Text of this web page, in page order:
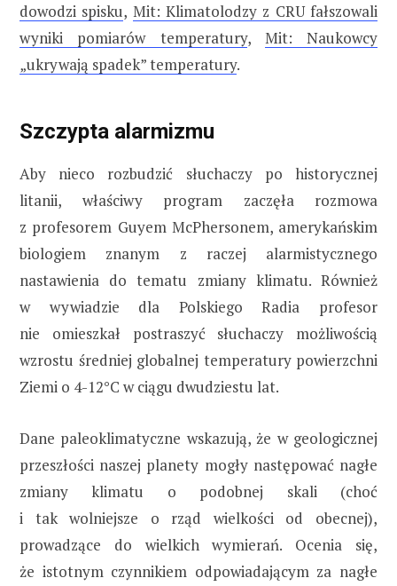
dowodzi spisku, Mit: Klimatolodzy z CRU fałszowali
wyniki pomiarów temperatury, Mit: Naukowcy
„ukrywają spadek” temperatury.
Szczypta alarmizmu
Aby nieco rozbudzić słuchaczy po historycznej
litanii, właściwy program zaczęła rozmowa
z profesorem Guyem McPhersonem, amerykańskim
biologiem znanym z raczej alarmistycznego
nastawienia do tematu zmiany klimatu. Również
w wywiadzie dla Polskiego Radia profesor
nie omieszkał postraszyć słuchaczy możliwością
wzrostu średniej globalnej temperatury powierzchni
Ziemi o 4-12°C w ciągu dwudziestu lat.
Dane paleoklimatyczne wskazują, że w geologicznej
przeszłości naszej planety mogły następować nagłe
zmiany klimatu o podobnej skali (choć
i tak wolniejsze o rząd wielkości od obecnej),
prowadzące do wielkich wymierań. Ocenia się,
że istotnym czynnikiem odpowiadającym za nagłe